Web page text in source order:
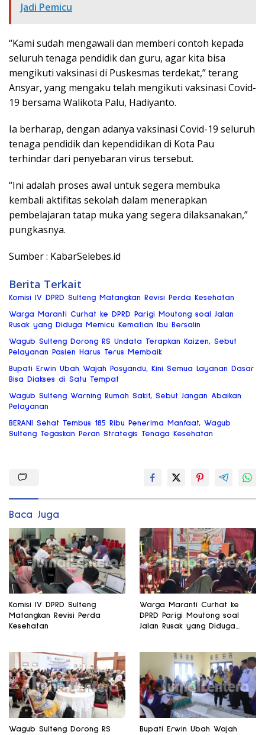
Jadi Pemicu
“Kami sudah mengawali dan memberi contoh kepada
seluruh tenaga pendidik dan guru, agar kita bisa
mengikuti vaksinasi di Puskesmas terdekat,” terang
Ansyar, yang mengaku telah mengikuti vaksinasi Covid-
19 bersama Walikota Palu, Hadiyanto.
Ia berharap, dengan adanya vaksinasi Covid-19 seluruh
tenaga pendidik dan kependidikan di Kota Pau
terhindar dari penyebaran virus tersebut.
“Ini adalah proses awal untuk segera membuka
kembali aktifitas sekolah dalam menerapkan
pembelajaran tatap muka yang segera dilaksanakan,”
pungkasnya.
Sumber : KabarSelebes.id
Berita Terkait
Komisi IV DPRD Sulteng Matangkan Revisi Perda Kesehatan
Warga Maranti Curhat ke DPRD Parigi Moutong soal Jalan
Rusak yang Diduga Memicu Kematian Ibu Bersalin
Wagub Sulteng Dorong RS Undata Terapkan Kaizen, Sebut
Pelayanan Pasien Harus Terus Membaik
Bupati Erwin Ubah Wajah Posyandu, Kini Semua Layanan Dasar
Bisa Diakses di Satu Tempat
Wagub Sulteng Warning Rumah Sakit, Sebut Jangan Abaikan
Pelayanan
BERANI Sehat Tembus 185 Ribu Penerima Manfaat, Wagub
Sulteng Tegaskan Peran Strategis Tenaga Kesehatan
Baca Juga
Komisi IV DPRD Sulteng
Matangkan Revisi Perda
Kesehatan
Warga Maranti Curhat ke
DPRD Parigi Moutong soal
Jalan Rusak yang Diduga
Wagub Sulteng Dorong RS Bupati Erwin Ubah Wajah